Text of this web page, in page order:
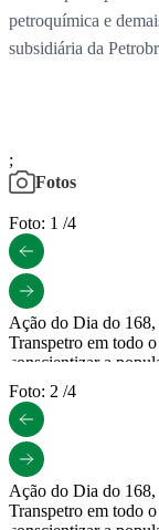
petroquímica e
subsidiária da
;
Fotos
Foto: 1 /4
Ação do Dia do 168,
Transpetro em todo
conscientizar a
segurança nas faixas
15/08/2025
Por: Divulgação
Baixar
O uso deste material
para fins editoriais.
Foto: 2 /4
Ação do Dia do 168,
Transpetro em todo